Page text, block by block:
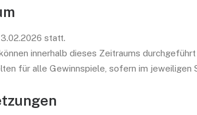
statt.
innerhalb dieses Zeitraums
für alle Gewinnspiele, sofern im